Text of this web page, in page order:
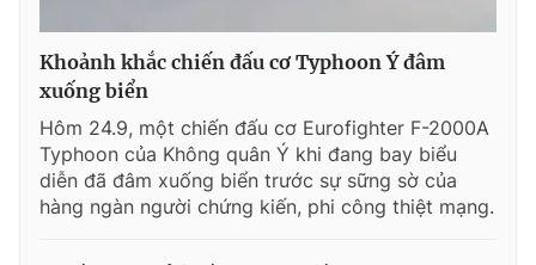
Khoảnh khắc chiến đấu cơ Typhoon Ý đâm
xuống biển
Hôm 24.9, một chiến đấu cơ Eurofighter F-2000A
Typhoon của Không quân Ý khi đang bay biểu
diễn đã đâm xuống biển trước sự sững sờ của
hàng ngàn người chứng kiến, phi công thiệt mạng.